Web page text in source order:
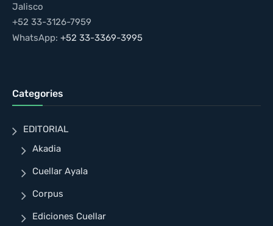
Jalisco
+52 33-3126-7959
WhatsApp: +52 33-3369-3995
Categories
EDITORIAL
Akadia
Cuellar Ayala
Corpus
Ediciones Cuellar